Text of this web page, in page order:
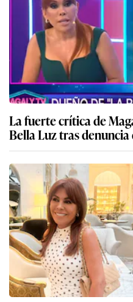
La fuerte crítica de
Bella Luz tras